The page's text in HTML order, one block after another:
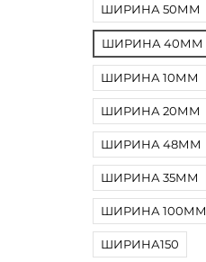
ШИРИНА 50ММ
ШИРИНА 40ММ
ШИРИНА 10ММ
ШИРИНА 20ММ
ШИРИНА 48ММ
ШИРИНА 35ММ
ШИРИНА 100ММ
ШИРИНА150